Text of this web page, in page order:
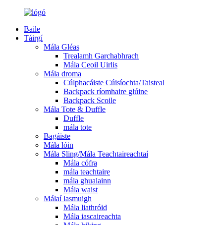
Baile
Táirgí
Mála Gléas
Trealamh Garchabhrach
Mála Ceoil Uirlis
Mála droma
Cúlphacáiste Cúisíochta/Taisteal
Backpack ríomhaire glúine
Backpack Scoile
Mála Tote & Duffle
Duffle
mála tote
Bagáiste
Mála lóin
Mála Sling/Mála Teachtaireachtaí
Mála cófra
mála teachtaire
mála ghualainn
Mála waist
Málaí lasmuigh
Mála liathróid
Mála iascaireachta